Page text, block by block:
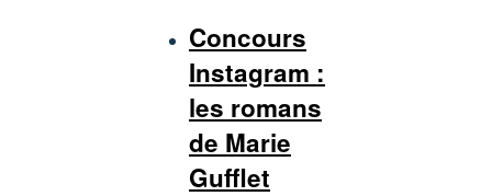
Concours
Instagram :
les romans
de Marie
Gufflet